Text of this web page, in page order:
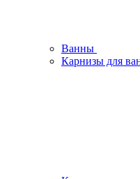
Ванны
Карнизы для